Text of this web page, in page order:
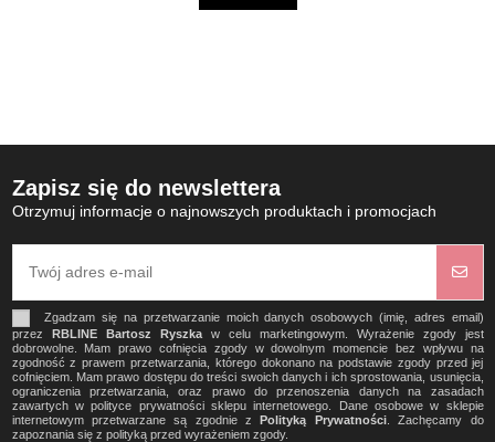
Zapisz się do newslettera
Otrzymuj informacje o najnowszych produktach i promocjach
Zgadzam się na przetwarzanie moich danych osobowych (imię, adres email)
przez RBLINE Bartosz Ryszkaw celu marketingowym. Wyrażenie zgody jest
dobrowolne. Mam prawo cofnięcia zgody w dowolnym momencie bez wpływu na
zgodność z prawem przetwarzania, którego dokonano na podstawie zgody przed jej
cofnięciem. Mam prawo dostępu do treści swoich danych i ich sprostowania, usunięcia,
ograniczenia przetwarzania, oraz prawo do przenoszenia danych na zasadach
zawartych w polityce prywatności sklepu internetowego. Dane osobowe w sklepie
internetowym przetwarzane są zgodnie zPolityką Prywatności. Zachęcamy do
zapoznania się z polityką przed wyrażeniem zgody.